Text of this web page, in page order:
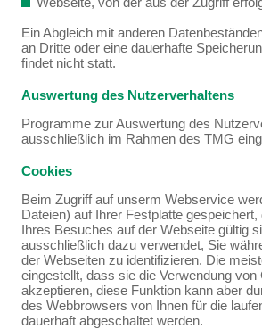
Ein Abgleich mit anderen
an Dritte oder eine dauerhafte
findet nicht statt.
Auswertung des Nutzerverhaltens
Programme zur Auswertung des
ausschließlich im Rahmen des TMG
Cookies
Beim Zugriff auf unserm Webservice
Dateien) auf Ihrer Festplatte gespeichert,
Ihres Besuches auf der Webseite gültig
ausschließlich dazu verwendet, Sie
der Webseiten zu identifizieren. Die
eingestellt, dass sie die Verwendung von
akzeptieren, diese Funktion kann aber
des Webbrowsers von Ihnen für die
dauerhaft abgeschaltet werden.